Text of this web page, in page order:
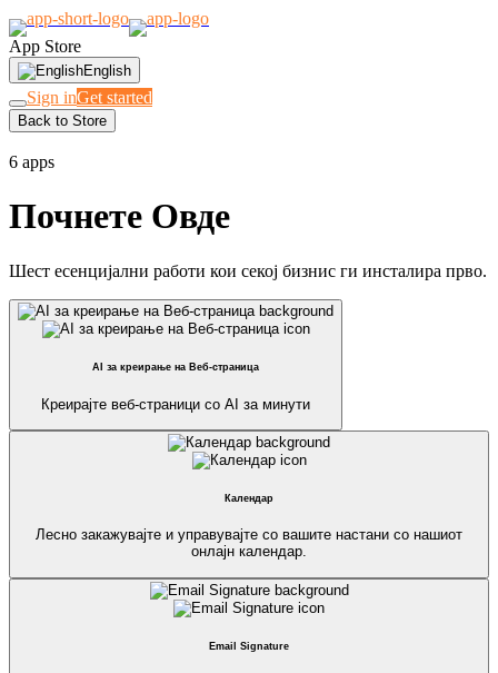
App Store
English
Sign inGet started
Back to Store
6 apps
Почнете Овде
Шест есенцијални работи кои секој бизнис ги инсталира прво.
AI за креирање на Веб-страница
Креирајте веб-страници со AI за минути
Календар
Лесно закажувајте и управувајте со вашите настани со нашиот
онлајн календар.
Email Signature